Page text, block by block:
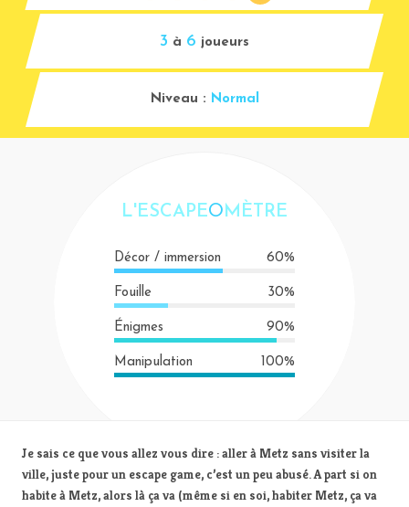
3 à 6 joueurs
Niveau : Normal
L'ESCAPEOMÈTRE
Décor / immersion 60%
Fouille 30%
Énigmes 90%
Manipulation 100%
Je sais ce que vous allez vous dire : aller à Metz sans visiter la
ville, juste pour un escape game, c’est un peu abusé. A part si on
habite à Metz, alors là ça va (même si en soi, habiter Metz, ça va